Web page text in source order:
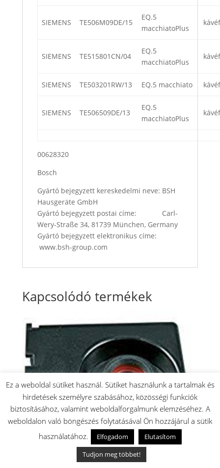
SIEMENS TE506M09DE/15
EQ.5
macchiatoPlus
SIEMENS TE515801CN/04
EQ.5
macchiatoPlus
SIEMENS TE503201RW/13 EQ.5 macchiato
SIEMENS TE506509DE/13
EQ.5
macchiatoPlus
00628320
Bosch
Gyártó bejegyzett kereskedelmi neve: BSH
Hausgeräte GmbH
Gyártó bejegyzett postai címe: Carl-
Wery-Straße 34, 81739 München, Germany
Gyártó bejegyzett elektronikus címe:
www.bsh-group.com
Kapcsolódó termékek
Ez a weboldal sütiket használ. Sütiket használunk a tartalmak és
hirdetések személyre szabásához, közösségi funkciók
biztosításához, valamint weboldalforgalmunk elemzéséhez. A
weboldalon való böngészés folytatásával Ön hozzájárul a sütik
használatához.
Elfogadom
Elutasítom
Tudjon meg többet!